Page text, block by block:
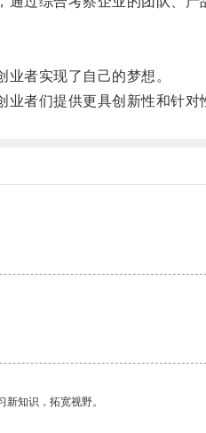
者实现了自己的梦想。
们提供更具创新性和针对
知识，拓宽视野。